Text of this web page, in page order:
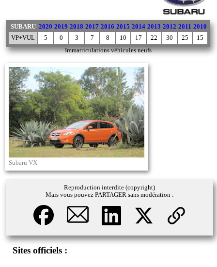
Immatriculations véhicules neufs
SUBARU 2020 2019 2018 2017 2016 2015 2014 2013 2012 2011 2010
VP+VUL
5 0 3 7 8 10 17 22 30 25 15
Subaru VX
Reproduction interdite (copyright)
Mais vous pouvez PARTAGER sans modération :
Sites officiels :